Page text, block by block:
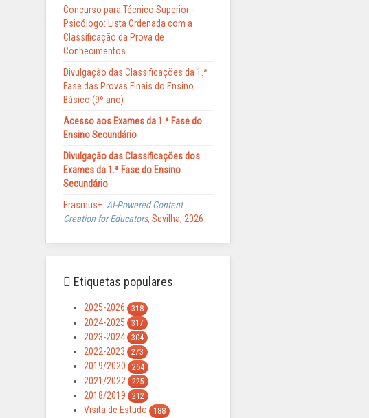
Concurso para Técnico Superior -
Psicólogo: Lista Ordenada com a
Classificação da Prova de
Conhecimentos
Divulgação das Classificações da 1.ª
Fase das Provas Finais do Ensino
Básico (9º ano)
Acesso aos Exames da 1.ª Fase do
Ensino Secundário
Divulgação das Classificações dos
Exames da 1.ª Fase do Ensino
Secundário
Erasmus+: AI-Powered Content
Creation for Educators, Sevilha, 2026
Etiquetas populares
2025-2026 318
2024-2025 317
2023-2024 304
2022-2023 273
2019/2020 264
2021/2022 225
2018/2019 212
Visita de Estudo 188